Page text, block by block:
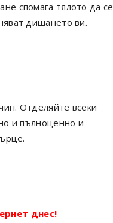
спомага тялото да се
дишането ви.
Отделяйте всеки
и пълноценно и
днес!